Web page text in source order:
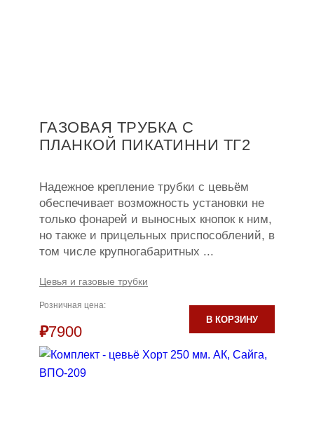
ГАЗОВАЯ ТРУБКА С
ПЛАНКОЙ ПИКАТИННИ ТГ2
Надежное крепление трубки с цевьём
обеспечивает возможность установки не
только фонарей и выносных кнопок к ним,
но также и прицельных приспособлений, в
том числе крупногабаритных ...
Цевья и газовые трубки
Розничная цена:
₽7900
В КОРЗИНУ